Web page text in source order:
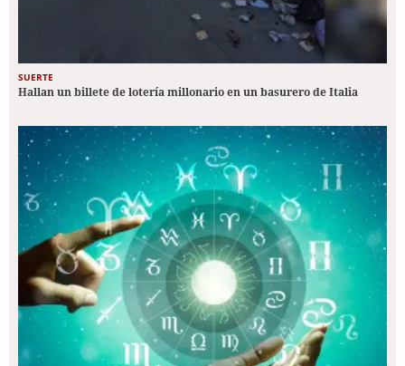
SUERTE
Hallan un billete de lotería millonario en un basurero de Italia